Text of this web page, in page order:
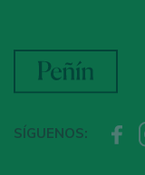
SÍGUENOS: